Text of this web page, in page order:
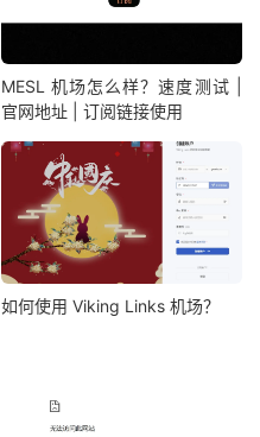
MESL 机场怎么样？速度测试 |
官网地址 | 订阅链接使用
如何使用 Viking Links 机场？